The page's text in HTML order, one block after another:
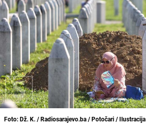
Foto: Dž. K. / Radiosarajevo.ba / Potočari / Ilustracija